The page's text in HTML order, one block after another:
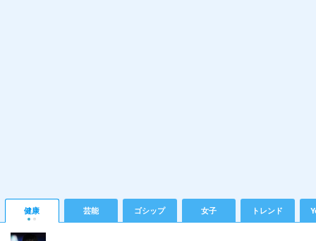
健康 芸能 ゴシップ 女子 トレンド